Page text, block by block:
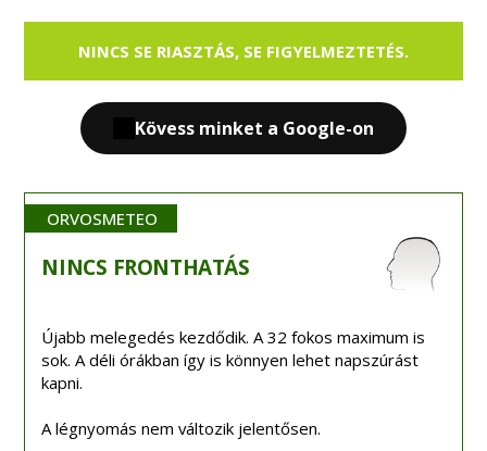
NINCS SE RIASZTÁS, SE FIGYELMEZTETÉS.
Kövess minket a Google-on
ORVOSMETEO
NINCS FRONTHATÁS
Újabb melegedés kezdődik. A 32 fokos maximum is
sok. A déli órákban így is könnyen lehet napszúrást
kapni.
A légnyomás nem változik jelentősen.